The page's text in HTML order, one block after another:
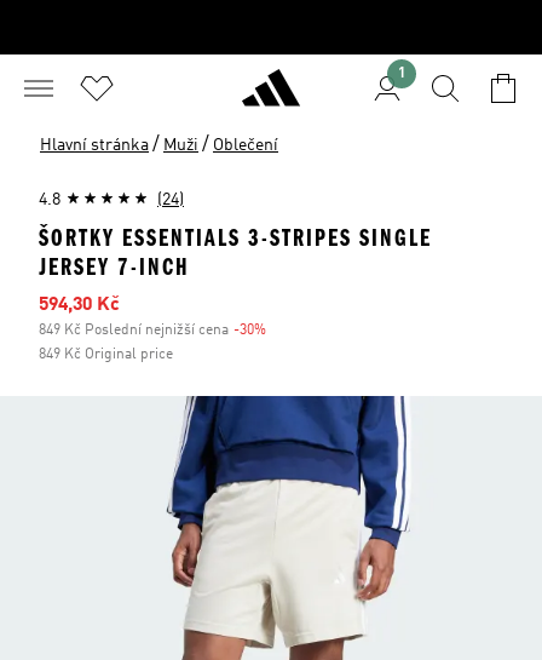
1
Hlavní stránka / Muži / Oblečení
4.8 (24)
ŠORTKY ESSENTIALS 3-STRIPES SINGLE
JERSEY 7-INCH
Zlevněná cena
594,30 Kč
849 Kč Poslední nejnižší cena -30%
849 Kč Original price